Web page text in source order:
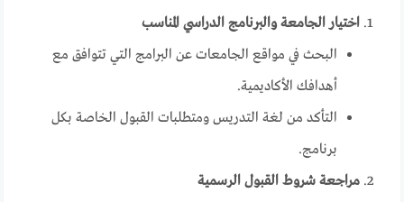
اختيار الجامعة والبرنامج الدراسي المناسب
البحث في مواقع الجامعات عن البرامج التي تتوافق مع
أهدافك الأكاديمية.
التأكد من لغة التدريس ومتطلبات القبول الخاصة بكل
برنامج.
مراجعة شروط القبول الرسمية